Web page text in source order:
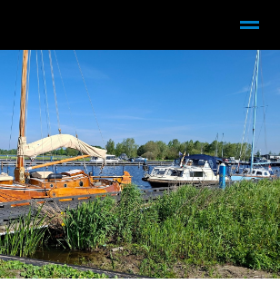
sloep Adverteren
Contact Bellen Zoeken